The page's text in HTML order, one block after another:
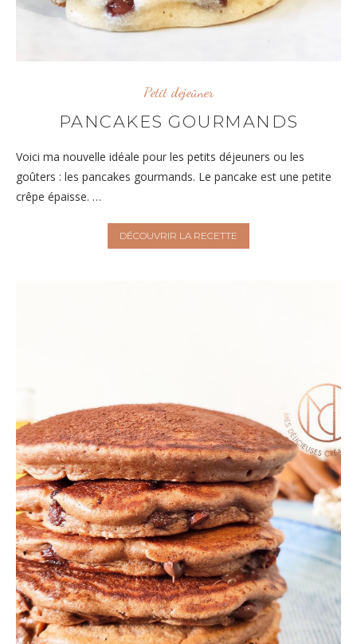
Petit dejeûner
PANCAKES GOURMANDS
Voici ma nouvelle idéale pour les petits déjeuners ou les
goûters : les pancakes gourmands. Le pancake est une petite
crêpe épaisse. …
DÉCOUVRIR LA RECETTE